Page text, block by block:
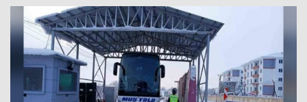
ANKETLER
FOTO GALERİ
VİDEO GALERİ